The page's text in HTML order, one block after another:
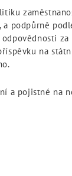
podpůrně
na
a pojistné na